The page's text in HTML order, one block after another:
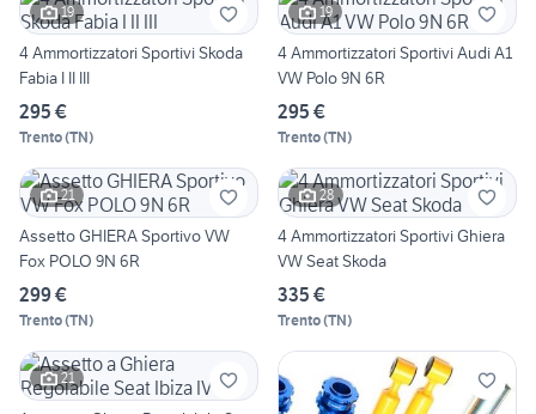
19
4 Ammortizzatori Sportivi Skoda
Fabia I II III
295 €
Trento(TN)
19
4 Ammortizzatori Sportivi Audi A1
VW Polo 9N 6R
295 €
Trento(TN)
21
Assetto GHIERA Sportivo VW
Fox POLO 9N 6R
299 €
Trento(TN)
28
4 Ammortizzatori Sportivi Ghiera
VW Seat Skoda
335 €
Trento(TN)
21